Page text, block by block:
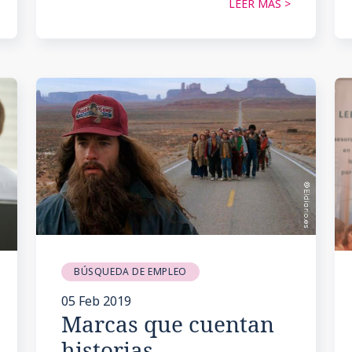
LEER MÁS >
BÚSQUEDA DE EMPLEO
05 Feb 2019
Marcas que cuentan